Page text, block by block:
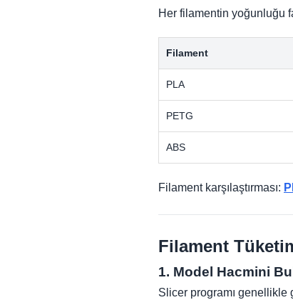
Her filamentin yoğunluğu
Filament
PLA
PETG
ABS
Filament karşılaştırması:
Filament
1. Model Hacmini
Slicer programı